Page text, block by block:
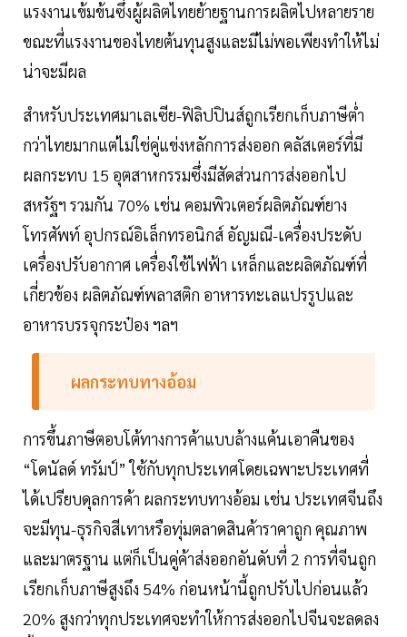
แรงงานเข้มข้นซึ่งผู้ผลิตไทยย้ายฐานการผลิตไปหลายราย
ขณะที่แรงงานของไทยต้นทุนสูงและมีไม่พอเพียงทำให้ไม่
น่าจะมีผล
สำหรับประเทศมาเลเซีย-ฟิลิปปินส์ถูกเรียกเก็บภาษีต่ำ
กว่าไทยมากแต่ไม่ใช่คู่แข่งหลักการส่งออก คลัสเตอร์ที่มี
ผลกระทบ 15 อุตสาหกรรมซึ่งมีสัดส่วนการส่งออกไป
สหรัฐฯ รวมกัน 70% เช่น คอมพิวเตอร์ผลิตภัณฑ์ยาง
โทรศัพท์ อุปกรณ์อิเล็กทรอนิกส์ อัญมณี-เครื่องประดับ
เครื่องปรับอากาศ เครื่องใช้ไฟฟ้า เหล็กและผลิตภัณฑ์ที่
เกี่ยวข้อง ผลิตภัณฑ์พลาสติก อาหารทะเลแปรรูปและ
อาหารบรรจุกระป๋อง ฯลฯ
ผลกระทบทางอ้อม
การขึ้นภาษีตอบโต้ทางการค้าแบบล้างแค้นเอาคืนของ
“โดนัลด์ ทรัมป์” ใช้กับทุกประเทศโดยเฉพาะประเทศที่
ได้เปรียบดุลการค้า ผลกระทบทางอ้อม เช่น ประเทศจีนถึง
จะมีทุน-ธุรกิจสีเทาหรือทุ่มตลาดสินค้าราคาถูก คุณภาพ
และมาตรฐาน แต่ก็เป็นคู่ค้าส่งออกอันดับที่ 2 การที่จีนถูก
เรียกเก็บภาษีสูงถึง 54% ก่อนหน้านี้ถูกปรับไปก่อนแล้ว
20% สูงกว่าทุกประเทศจะทำให้การส่งออกไปจีนจะลดลง